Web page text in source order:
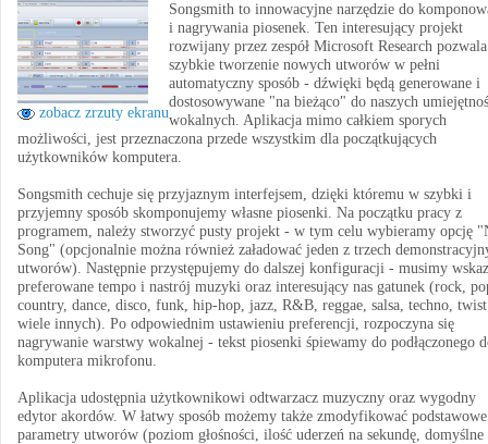
zobacz zrzuty ekranu
Songsmith to innowacyjne narzędzie do
i nagrywania piosenek. Ten interesujący projekt
rozwijany przez zespół Microsoft Research
szybkie tworzenie nowych utworów w pełni
automatyczny sposób - dźwięki będą generowane i
dostosowywane "na bieżąco" do naszych
wokalnych. Aplikacja mimo całkiem sporych
możliwości, jest przeznaczona przede wszystkim dla początkujących
użytkowników komputera.
Songsmith cechuje się przyjaznym interfejsem, dzięki któremu w szybki i
przyjemny sposób skomponujemy własne piosenki. Na początku pracy z
programem, należy stworzyć pusty projekt - w tym celu wybieramy opcję
Song" (opcjonalnie można również załadować jeden z trzech
utworów). Następnie przystępujemy do dalszej konfiguracji - musimy
preferowane tempo i nastrój muzyki oraz interesujący nas gatunek (rock,
country, dance, disco, funk, hip-hop, jazz, R&B, reggae, salsa, techno,
wiele innych). Po odpowiednim ustawieniu preferencji, rozpoczyna się
nagrywanie warstwy wokalnej - tekst piosenki śpiewamy do podłączonego
komputera mikrofonu.
Aplikacja udostępnia użytkownikowi odtwarzacz muzyczny oraz wygodny
edytor akordów. W łatwy sposób możemy także zmodyfikować podstawowe
parametry utworów (poziom głośności, ilość uderzeń na sekundę, domyślne